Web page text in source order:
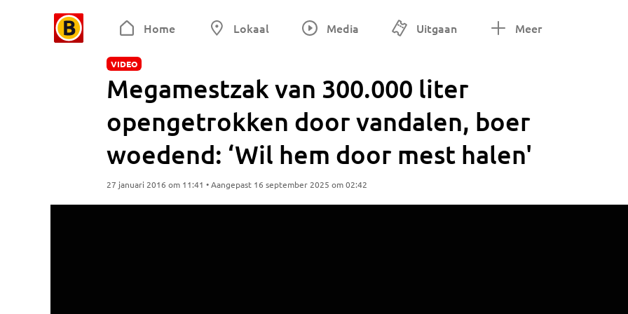
Home Lokaal Media Uitgaan Meer
VIDEO
Megamestzak van 300.000 liter
opengetrokken door vandalen, boer
woedend: ‘Wil hem door mest halen'
27 januari 2016 om 11:41 • Aangepast 16 september 2025 om 02:42